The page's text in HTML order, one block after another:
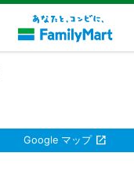
Google マップ